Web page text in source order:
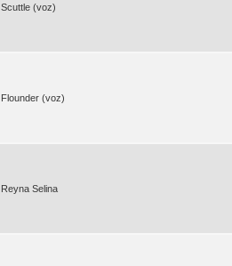
Scuttle (voz)
Flounder (voz)
Reyna Selina